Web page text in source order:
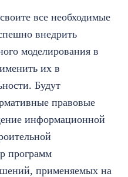
все необходимые
внедрить
моделирования в
их в
Будут
правовые
информационной
программ
применяемых на